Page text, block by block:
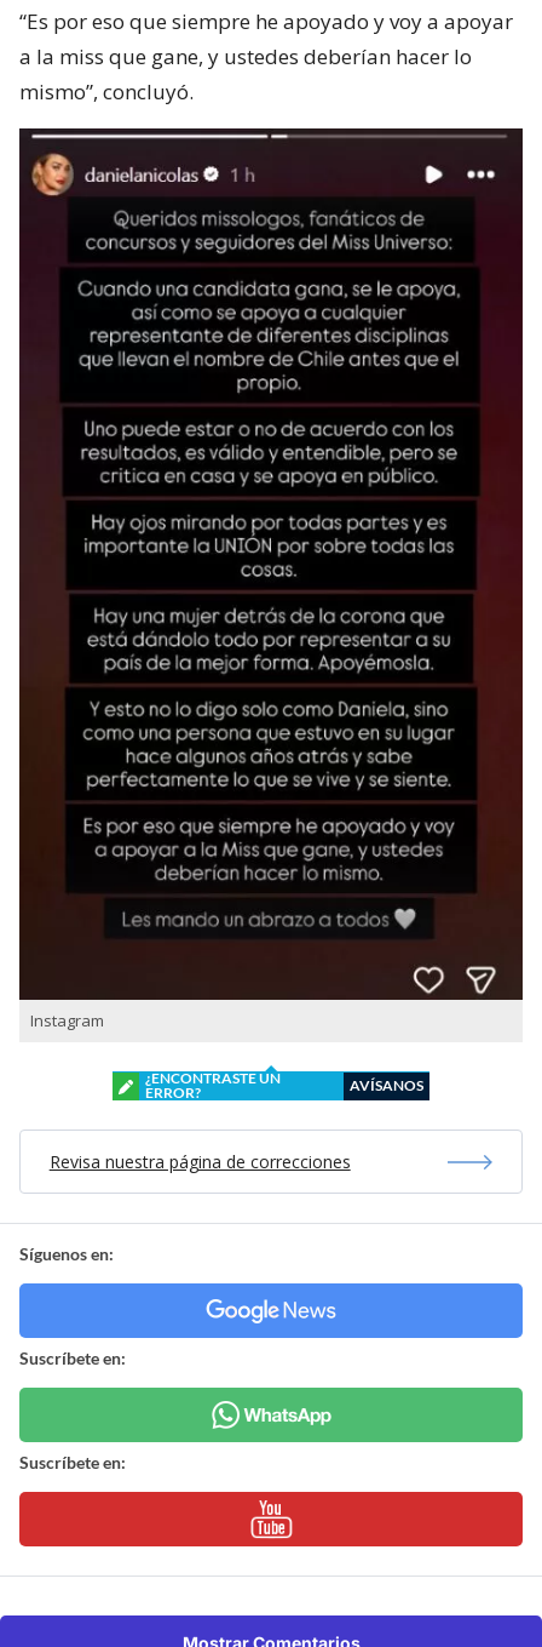
“Es por eso que siempre he apoyado y voy a apoyar
a la miss que gane, y ustedes deberían hacer lo
mismo”, concluyó.
Instagram
¿ENCONTRASTE UN
ERROR?
AVÍSANOS
Revisa nuestra página de correcciones
Síguenos en:
Suscríbete en:
Suscríbete en: